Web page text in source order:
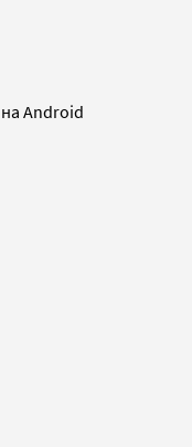
Android